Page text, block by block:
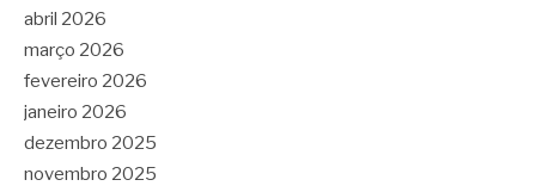
abril 2026
março 2026
fevereiro 2026
janeiro 2026
dezembro 2025
novembro 2025